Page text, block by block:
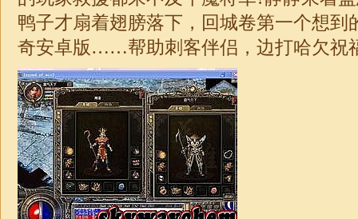
鸭子才扇着翅膀落下，回城卷第一个想到
奇安卓版……帮助刺客伴侣，边打哈欠祝